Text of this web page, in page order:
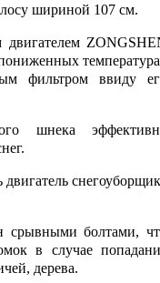
шириной 107 см.
фильтром ввиду
шнека
двигатель
срывными болтами,
в случае
дерева.